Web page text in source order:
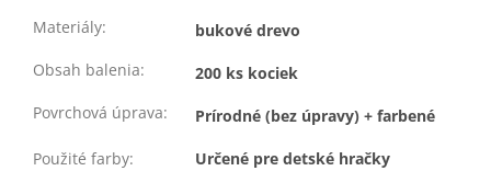
Materiály:
bukové drevo
Obsah balenia:
200 ks kociek
Povrchová úprava: Prírodné (bez úpravy) + farbené
Použité farby: Určené pre detské hračky